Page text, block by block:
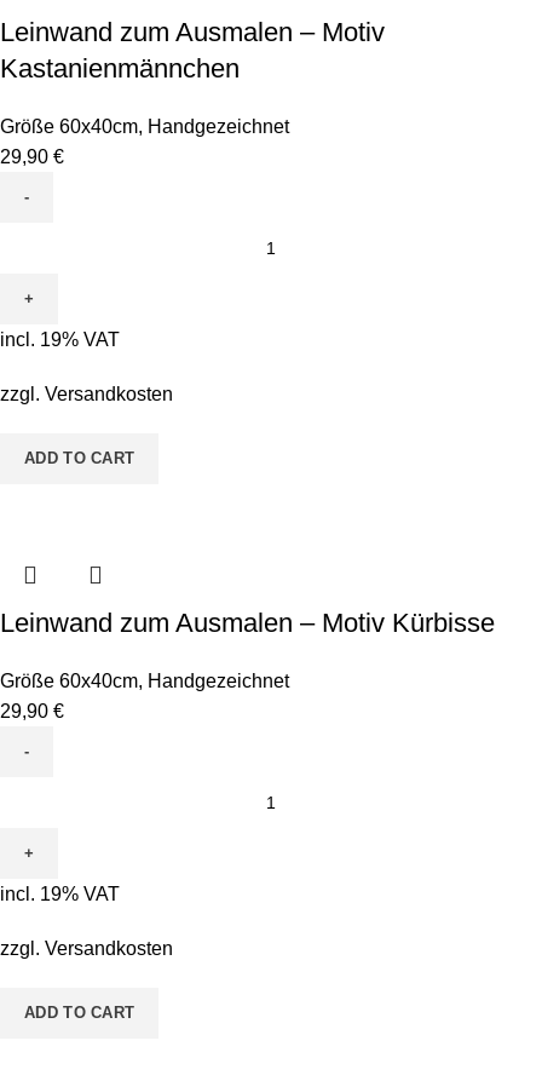
Leinwand zum Ausmalen – Motiv
Kastanienmännchen
Größe 60x40cm, Handgezeichnet
29,90 €
Ausmalen
-
Kastanienmännchen
incl. 19% VAT
zzgl. Versandkosten
ADD TO CART
Leinwand zum Ausmalen – Motiv Kürbisse
Größe 60x40cm, Handgezeichnet
29,90 €
Ausmalen
-
Kürbisse
incl. 19% VAT
zzgl. Versandkosten
ADD TO CART